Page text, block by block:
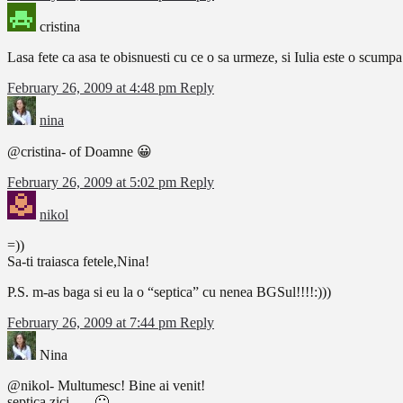
cristina
Lasa fete ca asa te obisnuesti cu ce o sa urmeze, si Iulia este o
February 26, 2009 at 4:48 pm Reply
nina
@cristina- of Doamne 😀
February 26, 2009 at 5:02 pm Reply
nikol
=))
Sa-ti traiasca fetele,Nina!
P.S. m-as baga si eu la o “septica” cu nenea BGSul!!!!:)))
February 26, 2009 at 7:44 pm Reply
Nina
@nikol- Multumesc! Bine ai venit!